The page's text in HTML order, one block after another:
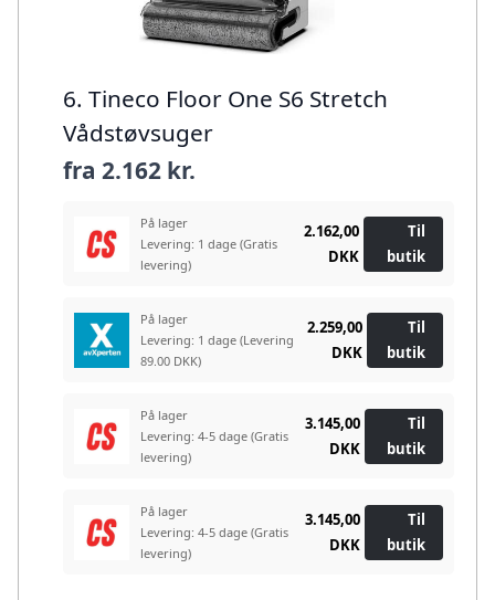
6. Tineco Floor One S6 Stretch
Vådstøvsuger
fra 2.162 kr.
På lager
Levering: 1 dage (Gratis
levering)
2.162,00
DKK
Til
butik
På lager
Levering: 1 dage (Levering
89.00 DKK)
2.259,00
DKK
Til
butik
På lager
Levering: 4-5 dage (Gratis
levering)
3.145,00
DKK
Til
butik
På lager
Levering: 4-5 dage (Gratis
levering)
3.145,00
DKK
Til
butik